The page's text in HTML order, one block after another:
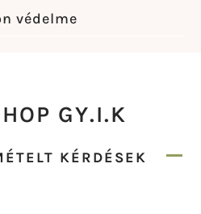
védelme
GY.I.K
KÉRDÉSEK